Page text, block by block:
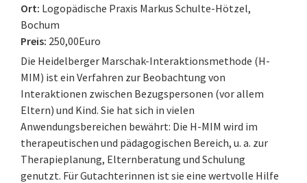
Ort: Logopädische Praxis Markus Schulte-Hötzel,
Bochum
Preis: 250,00Euro
Die Heidelberger Marschak-Interaktionsmethode (H-
MIM) ist ein Verfahren zur Beobachtung von
Interaktionen zwischen Bezugspersonen (vor allem
Eltern) und Kind. Sie hat sich in vielen
Anwendungsbereichen bewährt: Die H-MIM wird im
therapeutischen und pädagogischen Bereich, u. a. zur
Therapieplanung, Elternberatung und Schulung
genutzt. Für Gutachterinnen ist sie eine wertvolle Hilfe